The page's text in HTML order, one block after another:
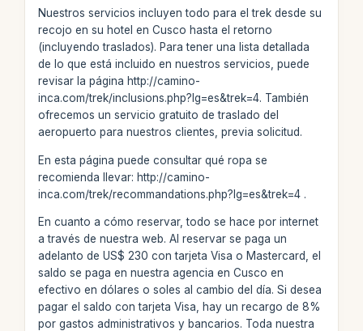
Nuestros servicios incluyen todo para el trek desde su
recojo en su hotel en Cusco hasta el retorno
(incluyendo traslados). Para tener una lista detallada
de lo que está incluido en nuestros servicios, puede
revisar la página http://camino-
inca.com/trek/inclusions.php?lg=es&trek=4. También
ofrecemos un servicio gratuito de traslado del
aeropuerto para nuestros clientes, previa solicitud.
En esta página puede consultar qué ropa se
recomienda llevar: http://camino-
inca.com/trek/recommandations.php?lg=es&trek=4 .
En cuanto a cómo reservar, todo se hace por internet
a través de nuestra web. Al reservar se paga un
adelanto de US$ 230 con tarjeta Visa o Mastercard, el
saldo se paga en nuestra agencia en Cusco en
efectivo en dólares o soles al cambio del día. Si desea
pagar el saldo con tarjeta Visa, hay un recargo de 8%
por gastos administrativos y bancarios. Toda nuestra